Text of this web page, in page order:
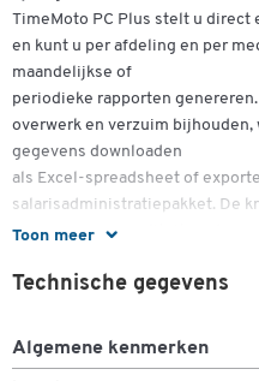
Toon meer
TimeMoto PC Plus stelt u
en kunt u per afdeling en per
maandelijkse of
periodieke rapporten
overwerk en verzuim
gegevens downloaden
als Excel-spreadsheet of
salarisadministratiepakket. De
back-up functionaliteit en de
Plus een krachtige tool.
Technische gegevens
Algemene kenmerken